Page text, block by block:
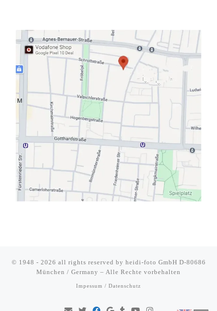
© 1948 - 2026 all rights reserved by heidi-foto GmbH D-80686
München / Germany – Alle Rechte vorbehalten
Impessum / Datenschutz